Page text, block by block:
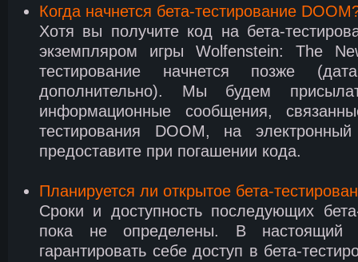
Когда начнется бета-тестирование
Хотя вы получите код на бета-
экземпляром игры Wolfenstein: The
тестирование начнется позже
дополнительно). Мы будем
информационные сообщения,
тестирования DOOM, на
предоставите при погашении кода.
Планируется ли открытое бета-
Сроки и доступность последующих
пока не определены. В
гарантировать себе доступ в бета-